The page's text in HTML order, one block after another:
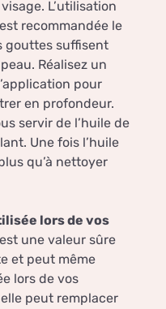
L’utilisation
recommandée le
gouttes suffisent
Réalisez un
pour
en profondeur.
servir de l’huile de
Une fois l’huile
qu’à nettoyer
lors de vos
une valeur sûre
et peut même
lors de vos
peut remplacer